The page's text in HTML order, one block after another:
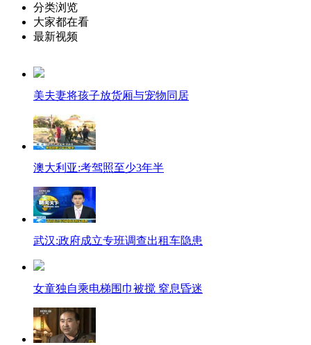
分类浏览
大家都在看
最新视频
美夫妻将孩子放货厢与宠物同居
澳大利亚:考驾照至少3年半
武汉:政府成立专班调查出租车隐患
女童独自乘电梯围巾被搅 窒息昏迷